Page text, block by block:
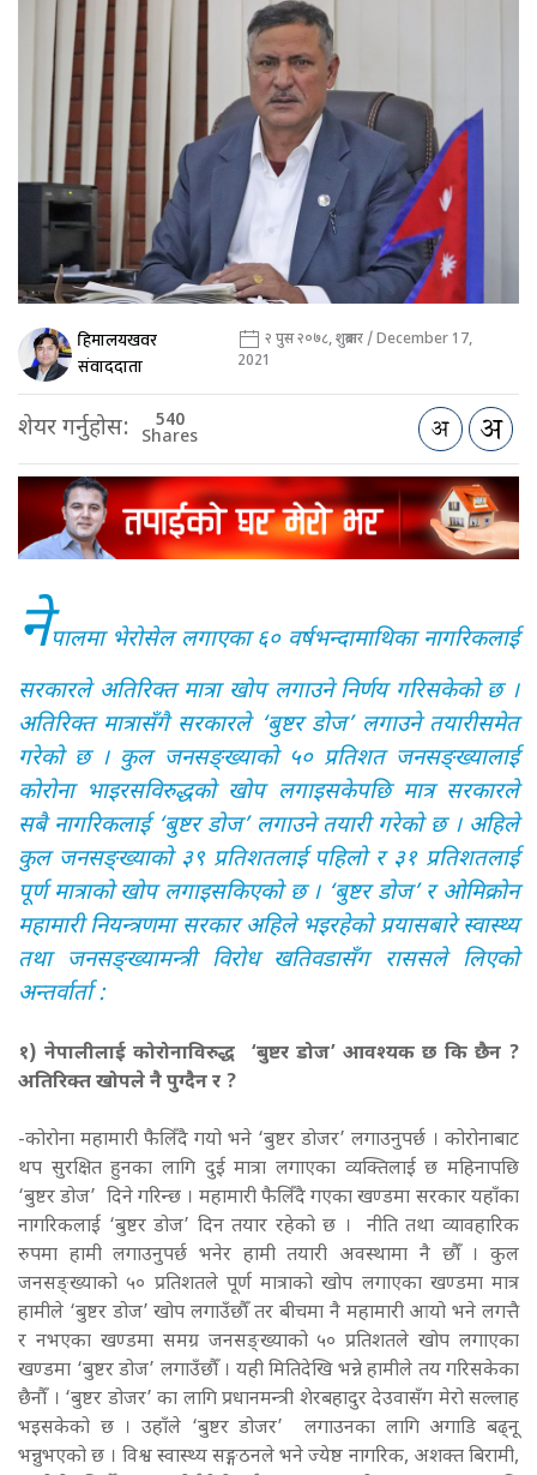
हिमालयखवर
संवाददाता
२ पुस २०७८, शुक्रबार / December 17,
2021
शेयर गर्नुहोस: 540
Shares
नेपालमा भेरोसेल लगाएका ६० वर्षभन्दामाथिका नागरिकलाई
सरकारले अतिरिक्त मात्रा खोप लगाउने निर्णय गरिसकेको छ ।
अतिरिक्त मात्रासँगै सरकारले ‘बुष्टर डोज’ लगाउने तयारीसमेत
गरेको छ । कुल जनसङ्ख्याको ५० प्रतिशत जनसङ्ख्यालाई
कोरोना भाइरसविरुद्धको खोप लगाइसकेपछि मात्र सरकारले
सबै नागरिकलाई ‘बुष्टर डोज’ लगाउने तयारी गरेको छ । अहिले
कुल जनसङ्ख्याको ३९ प्रतिशतलाई पहिलो र ३१ प्रतिशतलाई
पूर्ण मात्राको खोप लगाइसकिएको छ । ‘बुष्टर डोज’ र ओमिक्रोन
महामारी नियन्त्रणमा सरकार अहिले भइरहेको प्रयासबारे स्वास्थ्य
तथा जनसङ्ख्यामन्त्री विरोध खतिवडासँग राससले लिएको
अन्तर्वार्ता :
१) नेपालीलाई कोरोनाविरुद्ध ‘बुष्टर डोज’ आवश्यक छ कि छैन ?
अतिरिक्त खोपले नै पुग्दैन र ?
-कोरोना महामारी फैलिँदै गयो भने ‘बुष्टर डोजर’ लगाउनुपर्छ । कोरोनाबाट
थप सुरक्षित हुनका लागि दुई मात्रा लगाएका व्यक्तिलाई छ महिनापछि
‘बुष्टर डोज’ दिने गरिन्छ । महामारी फैलिँदै गएका खण्डमा सरकार यहाँका
नागरिकलाई ‘बुष्टर डोज’ दिन तयार रहेको छ । नीति तथा व्यावहारिक
रुपमा हामी लगाउनुपर्छ भनेर हामी तयारी अवस्थामा नै छौँ । कुल
जनसङ्ख्याको ५० प्रतिशतले पूर्ण मात्राको खोप लगाएका खण्डमा मात्र
हामीले ‘बुष्टर डोज’ खोप लगाउँछौँ तर बीचमा नै महामारी आयो भने लगत्तै
र नभएका खण्डमा समग्र जनसङ्ख्याको ५० प्रतिशतले खोप लगाएका
खण्डमा ‘बुष्टर डोज’ लगाउँछौँ । यही मितिदेखि भन्ने हामीले तय गरिसकेका
छैनौँ । ‘बुष्टर डोजर’ का लागि प्रधानमन्त्री शेरबहादुर देउवासँग मेरो सल्लाह
भइसकेको छ । उहाँले ‘बुष्टर डोजर’ लगाउनका लागि अगाडि बढ्नू
भन्नुभएको छ । विश्व स्वास्थ्य सङ्गठनले भने ज्येष्ठ नागरिक, अशक्त बिरामी,